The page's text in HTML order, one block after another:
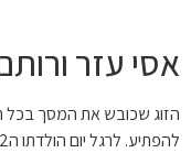
עזר ורותם
שכובש את המסך בכל